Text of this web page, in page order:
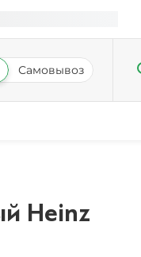
Самовывоз
Heinz